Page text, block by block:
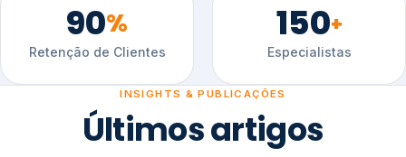
90%
Retenção de Clientes
150+
Especialistas
INSIGHTS & PUBLICAÇÕES
Últimos artigos